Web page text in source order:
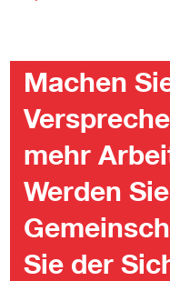
Machen
mehr
Werden
Sie der